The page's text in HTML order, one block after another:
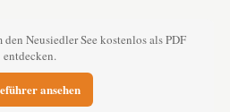
Neusiedler See kostenlos als PDF
entdecken.
ansehen